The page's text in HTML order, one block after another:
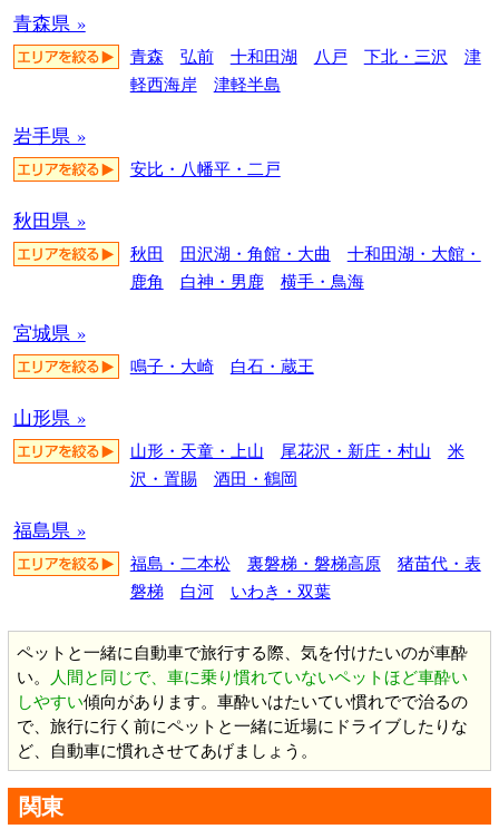
青森県 »
青森 弘前 十和田湖 八戸 下北・三沢
津
軽西海岸
津軽半島
岩手県 »
安比・八幡平・二戸
秋田県 »
秋田 田沢湖・角館・大曲
十和田湖・大館・
鹿角
白神・男鹿 横手・鳥海
宮城県 »
鳴子・大崎 白石・蔵王
山形県 »
山形・天童・上山 尾花沢・新庄・村山
米
沢・置賜
酒田・鶴岡
福島県 »
福島・二本松 裏磐梯・磐梯高原
猪苗代・表
磐梯
白河 いわき・双葉
ペットと一緒に自動車で旅行する際、気を付けたいのが車酔
い。 人間と同じで、車に乗り慣れていないペットほど車酔い
しやすい傾向があります。車酔いはたいてい慣れでで治るの
で、旅行に行く前にペットと一緒に近場にドライブしたりな
ど、自動車に慣れさせてあげましょう。
関東